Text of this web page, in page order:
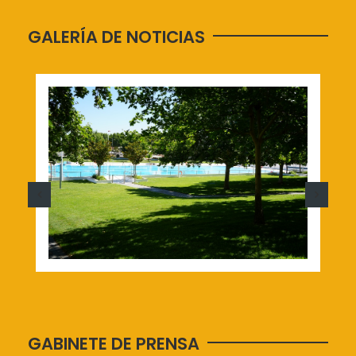
GALERÍA DE NOTICIAS
GABINETE DE PRENSA